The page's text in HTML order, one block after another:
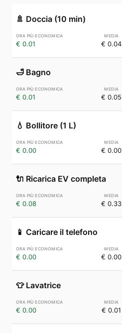
🚿 Doccia (10 min)
€ 0.01 € 0.04
🛁 Bagno
€ 0.01 € 0.05
💧 Bollitore (1 L)
€ 0.00 € 0.00
🔌 Ricarica EV completa
€ 0.08 € 0.33
📱 Caricare il telefono
€ 0.00 € 0.00
👕 Lavatrice
€ 0.00 € 0.01